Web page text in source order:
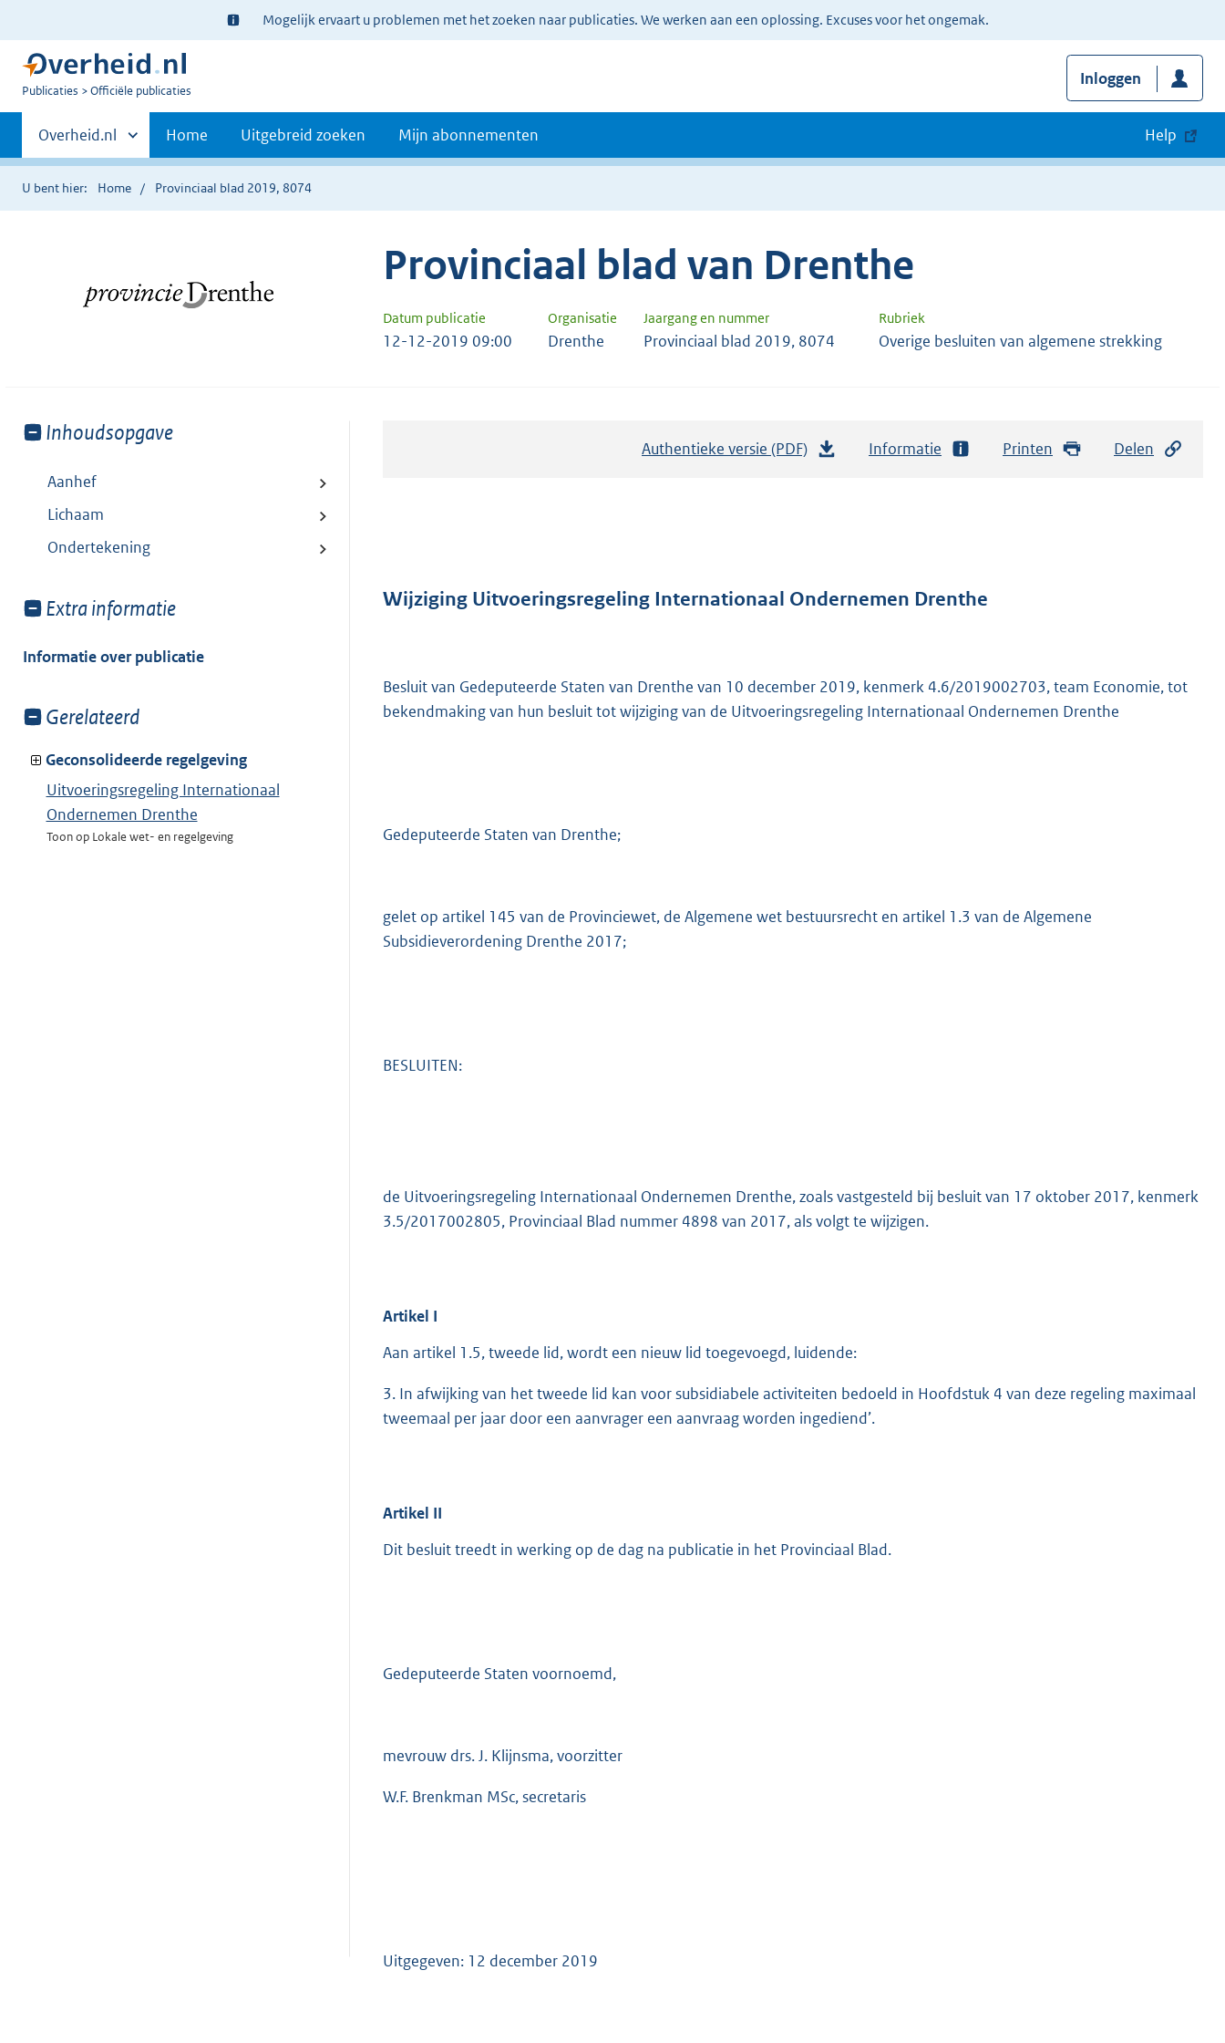
Ter
informatie:
Mogelijk ervaart u problemen met het zoeken naar publicaties. We werken aan een oplossing. Excuses voor het ongemak.
U
Publicaties Officiële publicaties
Inloggen
Primaire
navigatie
Andere
sites
binnen
Overheid.nl Home Uitgebreid zoeken Mijn abonnementen Help
U bent hier: Home Provinciaal blad 2019, 8074
Provinciaal blad van Drenthe
Datum publicatie Organisatie Jaargang en nummer Rubriek
12-12-2019 09:00 Drenthe Provinciaal blad 2019, 8074 Overige besluiten van algemene strekking
Toon
van:
Inhoudsopgave
Aanhef
Lichaam
Ondertekening
Toon
van:
Extra informatie
Informatie over publicatie
Toon
van:
Gerelateerd
Geconsolideerde regelgeving
Uitvoeringsregeling Internationaal
Ondernemen Drenthe
Toon op Lokale wet- en regelgeving
Authentieke versie (PDF)
d
o
o
K
Informatie Printen Delen
Wijziging Uitvoeringsregeling Internationaal Ondernemen Drenthe
Besluit van Gedeputeerde Staten van Drenthe van 10 december 2019, kenmerk 4.6/2019002703, team Economie, tot
bekendmaking van hun besluit tot wijziging van de Uitvoeringsregeling Internationaal Ondernemen Drenthe
Gedeputeerde Staten van Drenthe;
gelet op artikel 145 van de Provinciewet, de Algemene wet bestuursrecht en artikel 1.3 van de Algemene
Subsidieverordening Drenthe 2017;
BESLUITEN:
de Uitvoeringsregeling Internationaal Ondernemen Drenthe, zoals vastgesteld bij besluit van 17 oktober 2017, kenmerk
3.5/2017002805, Provinciaal Blad nummer 4898 van 2017, als volgt te wijzigen.
Artikel I
Aan artikel 1.5, tweede lid, wordt een nieuw lid toegevoegd, luidende:
3. In afwijking van het tweede lid kan voor subsidiabele activiteiten bedoeld in Hoofdstuk 4 van deze regeling maximaal
tweemaal per jaar door een aanvrager een aanvraag worden ingediend’.
Artikel II
Dit besluit treedt in werking op de dag na publicatie in het Provinciaal Blad.
Gedeputeerde Staten voornoemd,
mevrouw drs. J. Klijnsma, voorzitter
W.F. Brenkman MSc, secretaris
Uitgegeven: 12 december 2019